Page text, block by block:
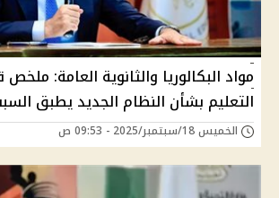
مواد البكالوريا والثانوية العامة: ملخص
التعليم بشأن النظام الجديد يطبق
الخميس 18/سبتمبر/2025 - 09:53 ص